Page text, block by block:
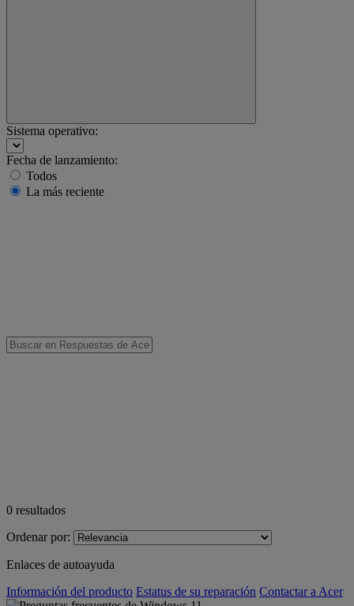
Sistema operativo:
Fecha de lanzamiento:
Todos
La más reciente
0 resultados
Ordenar por:
Enlaces de autoayuda
Información del producto Estatus de su reparación Contactar a Acer